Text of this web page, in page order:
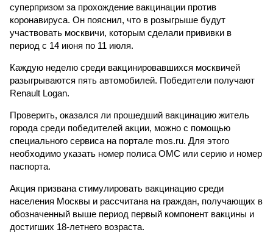
суперпризом за прохождение вакцинации против
коронавируса. Он пояснил, что в розыгрыше будут
участвовать москвичи, которым сделали прививки в
период с 14 июня по 11 июля.
Каждую неделю среди вакцинировавшихся москвичей
разыгрываются пять автомобилей. Победители получают
Renault Logan.
Проверить, оказался ли прошедший вакцинацию житель
города среди победителей акции, можно с помощью
специального сервиса на портале mos.ru. Для этого
необходимо указать номер полиса ОМС или серию и номер
паспорта.
Акция призвана стимулировать вакцинацию среди
населения Москвы и рассчитана на граждан, получающих в
обозначенный выше период первый компонент вакцины и
достигших 18-летнего возраста.